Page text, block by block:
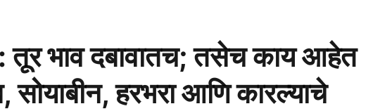
भाव दबावातच; तसेच काय आहेत
हरभरा आणि कारल्याचे